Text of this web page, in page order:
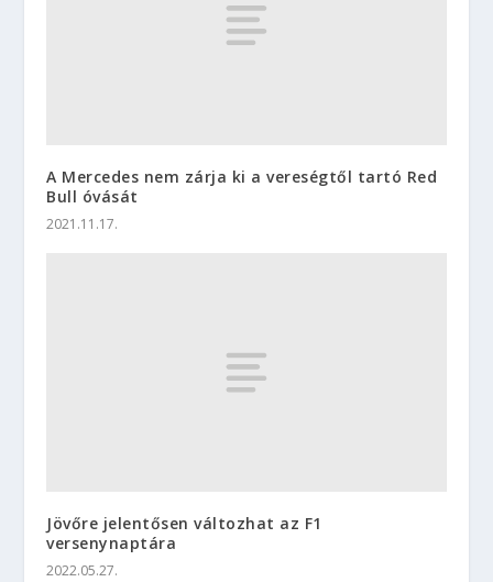
A Mercedes nem zárja ki a vereségtől tartó Red
Bull óvását
2021.11.17.
Jövőre jelentősen változhat az F1
versenynaptára
2022.05.27.